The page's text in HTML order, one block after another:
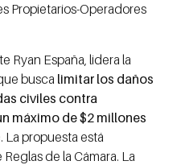
Propietarios-Operadores
Ryan España, lidera la
busca limitar los daños
civiles contra
máximo de $2 millones
propuesta está
de la Cámara. La